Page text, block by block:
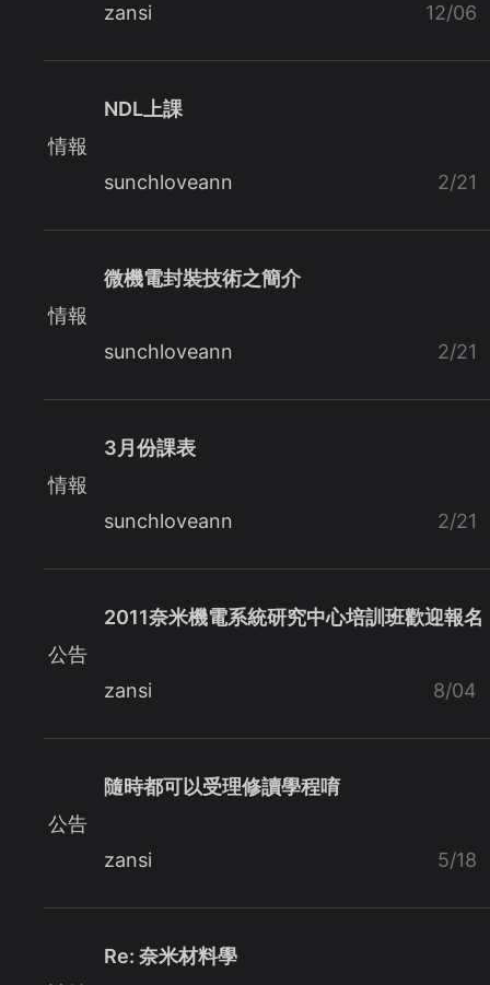
zansi 12/06
情報
NDL上課
sunchloveann 2/21
情報
微機電封裝技術之簡介
sunchloveann 2/21
情報
3月份課表
sunchloveann 2/21
公告
2011奈米機電系統研究中心培訓班歡迎報名
zansi 8/04
公告
隨時都可以受理修讀學程唷
zansi 5/18
Re: 奈米材料學